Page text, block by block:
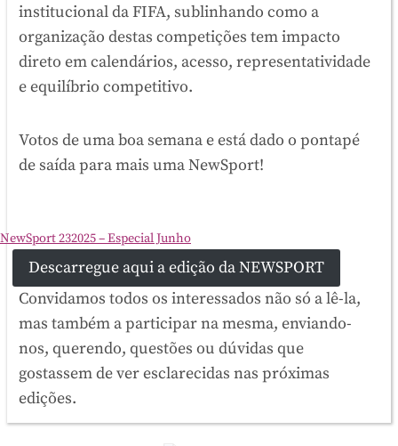
institucional da FIFA, sublinhando como a
organização destas competições tem impacto
direto em calendários, acesso, representatividade
e equilíbrio competitivo.
Votos de uma boa semana e está dado o pontapé
de saída para mais uma NewSport!
NewSport 232025 – Especial Junho
Descarregue aqui a edição da NEWSPORT
Convidamos todos os interessados não só a lê-la,
mas também a participar na mesma, enviando-
nos, querendo, questões ou dúvidas que
gostassem de ver esclarecidas nas próximas
edições.